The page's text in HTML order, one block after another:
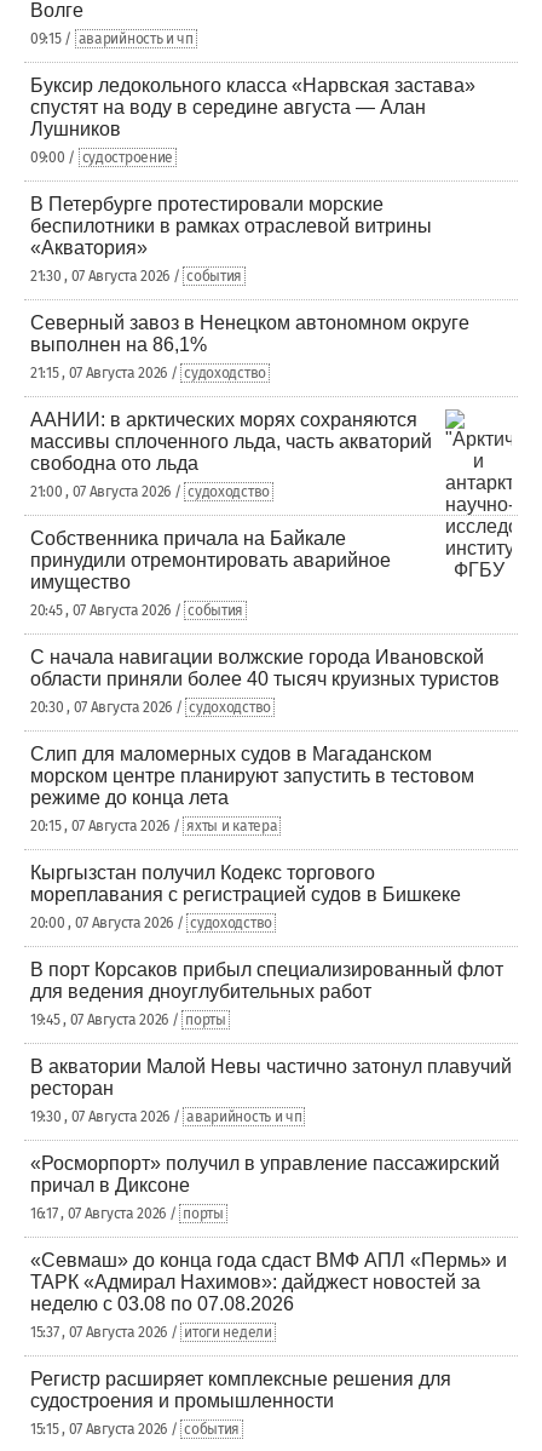
Волге
09:15 / аварийность и чп
Буксир ледокольного класса «Нарвская застава»
спустят на воду в середине августа — Алан
Лушников
09:00 / судостроение
В Петербурге протестировали морские
беспилотники в рамках отраслевой витрины
«Акватория»
21:30 , 07 Августа 2026 / события
Северный завоз в Ненецком автономном округе
выполнен на 86,1%
21:15 , 07 Августа 2026 / судоходство
ААНИИ: в арктических морях сохраняются
массивы сплоченного льда, часть акваторий
свободна ото льда
21:00 , 07 Августа 2026 / судоходство
Собственника причала на Байкале
принудили отремонтировать аварийное
имущество
20:45 , 07 Августа 2026 / события
С начала навигации волжские города Ивановской
области приняли более 40 тысяч круизных туристов
20:30 , 07 Августа 2026 / судоходство
Слип для маломерных судов в Магаданском
морском центре планируют запустить в тестовом
режиме до конца лета
20:15 , 07 Августа 2026 / яхты и катера
Кыргызстан получил Кодекс торгового
мореплавания с регистрацией судов в Бишкеке
20:00 , 07 Августа 2026 / судоходство
В порт Корсаков прибыл специализированный флот
для ведения дноуглубительных работ
19:45 , 07 Августа 2026 / порты
В акватории Малой Невы частично затонул плавучий
ресторан
19:30 , 07 Августа 2026 / аварийность и чп
«Росморпорт» получил в управление пассажирский
причал в Диксоне
16:17 , 07 Августа 2026 / порты
«Севмаш» до конца года сдаст ВМФ АПЛ «Пермь» и
ТАРК «Адмирал Нахимов»: дайджест новостей за
неделю с 03.08 по 07.08.2026
15:37 , 07 Августа 2026 / итоги недели
Регистр расширяет комплексные решения для
судостроения и промышленности
15:15 , 07 Августа 2026 / события